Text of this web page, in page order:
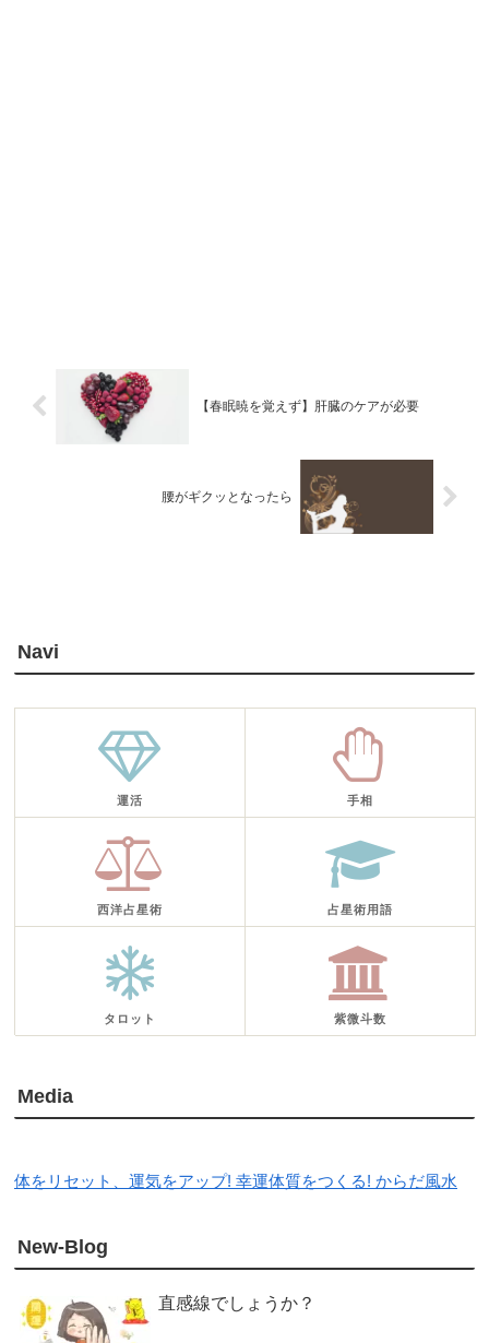
【春眠暁を覚えず】肝臓のケアが必要
腰がギクッとなったら
Navi
運活 手相
西洋占星術 占星術用語
タロット 紫微斗数
Media
体をリセット、運気をアップ! 幸運体質をつくる! からだ風水
New-Blog
直感線でしょうか？